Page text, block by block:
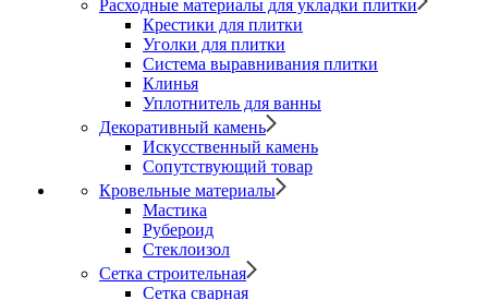
Расходные материалы для укладки плитки
Крестики для плитки
Уголки для плитки
Система выравнивания плитки
Клинья
Уплотнитель для ванны
Декоративный камень
Искусственный камень
Сопутствующий товар
Кровельные материалы
Мастика
Рубероид
Стеклоизол
Сетка строительная
Сетка сварная